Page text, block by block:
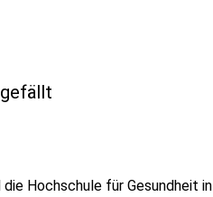
Hochschule für Gesundheit in